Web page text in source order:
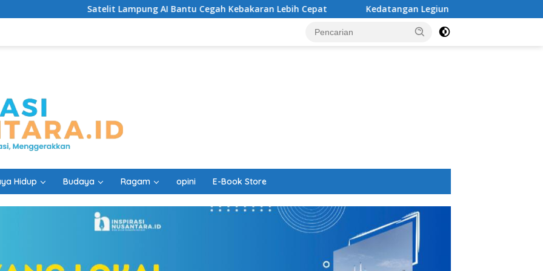
Satelit Lampung AI Bantu Cegah Kebakaran Lebih Cepat Kedatangan Legiun Asing Baru PSM Makassar Kian Nyata
Hidup Budaya Ragam opini E-Book Store